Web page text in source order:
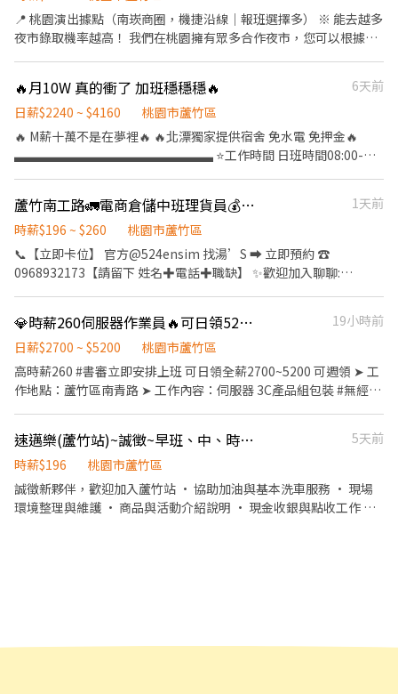
園二路𝟯𝟬𝟵號
📍 桃園演出據點（南崁商圈，機捷沿線｜報班選擇多） ※ 能去越多
夜市錄取機率越高！ 我們在桃園擁有眾多合作夜市，您可以根據交
市蘆竹區）｜週一、週四 ・大園夜市（桃園市大園區）｜週五、
週日 ・菓林夜市（桃園市大園區）｜週六 ……更多場地無法列
舉，請見諒。 🚇 交通：南崁商圈，機捷沿線，下課下班順路上工。
班表上沒有列出的夜市或場地也能報名嗎？當然可以！ 只要您有想
遞幸福與正能量 ・自主報班制：上班時間與地點由您決定，依每週
行程、體力狀況靈活報名，享受真正的「工作自由」。 ・新手友善
確認適應後再開始長期排班。 ・天天有場次：週一至週日每天都有
場次可報名，多點任您挑選，想賺錢、想運動隨時都有機會。 ・邊
賺錢邊健身：適合愛活動、想瘦身的夥伴。穿著可愛布偶裝與民眾
互動，成就感滿分。 ・大方展現自我：只要您覺得可愛，跳舞、揮
期體驗、長期穩定合作。 ・新手試作：初次報班請註明「新人」，
可先安排 1～2 小時體驗。 ・適合對象：性格開朗、喜歡小孩、體
力耐力佳者。 ・可跨場次排班者優先（一週能配合 3 天以上尤
佳）。 ・布偶裝、道具、飲水公司全部提供，自己不用準備任何東
西，也不用先付任何費用。 ・全台皆有團隊：桃城義演團服務範圍
涵蓋全台灣。除了北北基桃，中彰雲嘉南、高屏亦有據點，歡迎各
地夥伴加入或介紹朋友！ 📝 面試怎麼進行 面試就在夜市現場，只需
要配合 1 個小時，不用整場，當天就能看到實際工作的樣子，覺得
合適再繼續排班，不勉強。
🔥月10W 真的衝了 加班穩穩穩🔥
6天前
日薪$2240 ~ $4160
桃園市蘆竹區
🔥 M薪十萬不是在夢裡🔥 🔥北漂獨家提供宿舍 免水電 免押金🔥
▃▃▃▃▃▃▃▃▃▃▃▃▃▃▃▃ ⭐️工作時間 日班時間08:00-
▃▃▃▃▃▃▃▃▃▃▃▃▃▃▃▃ ⭐️可現金 日領全薪 周領最高1
萬 ⭐️穩定加班 供住宿 免伙食 ⭐️休假:周休二日(多班可選) ⭐️工作地點:
大園 蘆竹 湖口 ⭐️交通車地點:桃園 中壢 內壢 平鎮.
▃▃▃▃▃▃▃▃▃▃▃▃▃▃▃▃ #提供住宿 #高額週領一萬 #現
話：0906825976 專員：威先生 https://lin.ee/5eFUoLO
蘆竹南工路🚛電商倉儲中班理貨員💰高時薪231#可日週領#無經驗可#快速報到UR
1天前
時薪$196 ~ $260
桃園市蘆竹區
📞【立即卡位】 官方@524ensim 找湯’S ➡ 立即預約 ☎️
0968932173【請留下 姓名✚電話✚職缺】 ✨歡迎加入聊聊:
萬不是夢｜可日領・週領｜無經驗OK 📦 想找穩定又賺得到的工
作？ 👉 這一檔你一定要看！ ✅ 不怕動、手腳俐落 ✅ 想找長期穩定
收入 👉 通通來！ 📍【上班地點｜可自選】 ✔ 蘆竹｜南工路 🧰【工
作內容】（簡單好上手） 🔹 商品驗收 / 分貨 / 理貨 / 包裝 🔹 打膠
班費依勞基法196計 ⭐ 日領 / 週預支 /➜ 任你選 🎁【福利一次到位】
✔ 月排休 8 天 ✔ 勞保・健保・團保 ✔ 長期穩定、班多好排 ✔ 無經
💎時薪260伺服器作業員🔥可日領5200✨免費供餐💥🏮
19小時前
日薪$2700 ~ $5200
桃園市蘆竹區
高時薪260 #書審立即安排上班 可日領全薪2700~5200 可週領 ➤ 工
作地點：蘆竹區南青路 ➤ 工作內容：伺服器 3C產品組包裝 #無經驗
➤ 上班時間:日班:08:00-17:30 夜班：20:00-05:30 ➤ 薪資：日班
$210/時 夜班$260/時 報名專線:@t0976789569(同賴 哀滴)
速邁樂(蘆竹站)~誠徵~早班、中、時段班 長期 ♾️ 時薪制服務員
5天前
時薪$196
桃園市蘆竹區
誠徵新夥伴，歡迎加入蘆竹站 • 協助加油與基本洗車服務 • 現場
環境整理與維護 • 商品與活動介紹說明 • 現金收銀與點收工作 我